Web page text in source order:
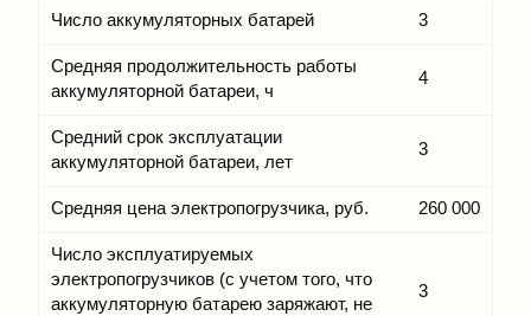
Число аккумуляторных батарей 3
Средняя продолжительность работы
аккумуляторной батареи, ч
4
Средний срок эксплуатации
аккумуляторной батареи, лет
3
Средняя цена электропогрузчика, руб. 260 000
Число эксплуатируемых
электропогрузчиков (с учетом того, что
аккумуляторную батарею заряжают, не
3